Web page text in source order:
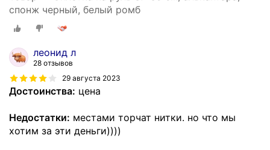
спонж черный, белый ромб
леонид л
28 отзывов
29 августа 2023
Достоинства: цена
Недостатки: местами торчат нитки. но что мы
хотим за эти деньги))))